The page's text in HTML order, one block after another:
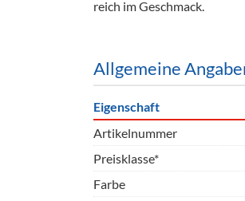
Gläser
Theken + Zubehör
reich im Geschmack.
Allgemeine
Eigenschaft
Artikelnummer
Preisklasse*
Farbe